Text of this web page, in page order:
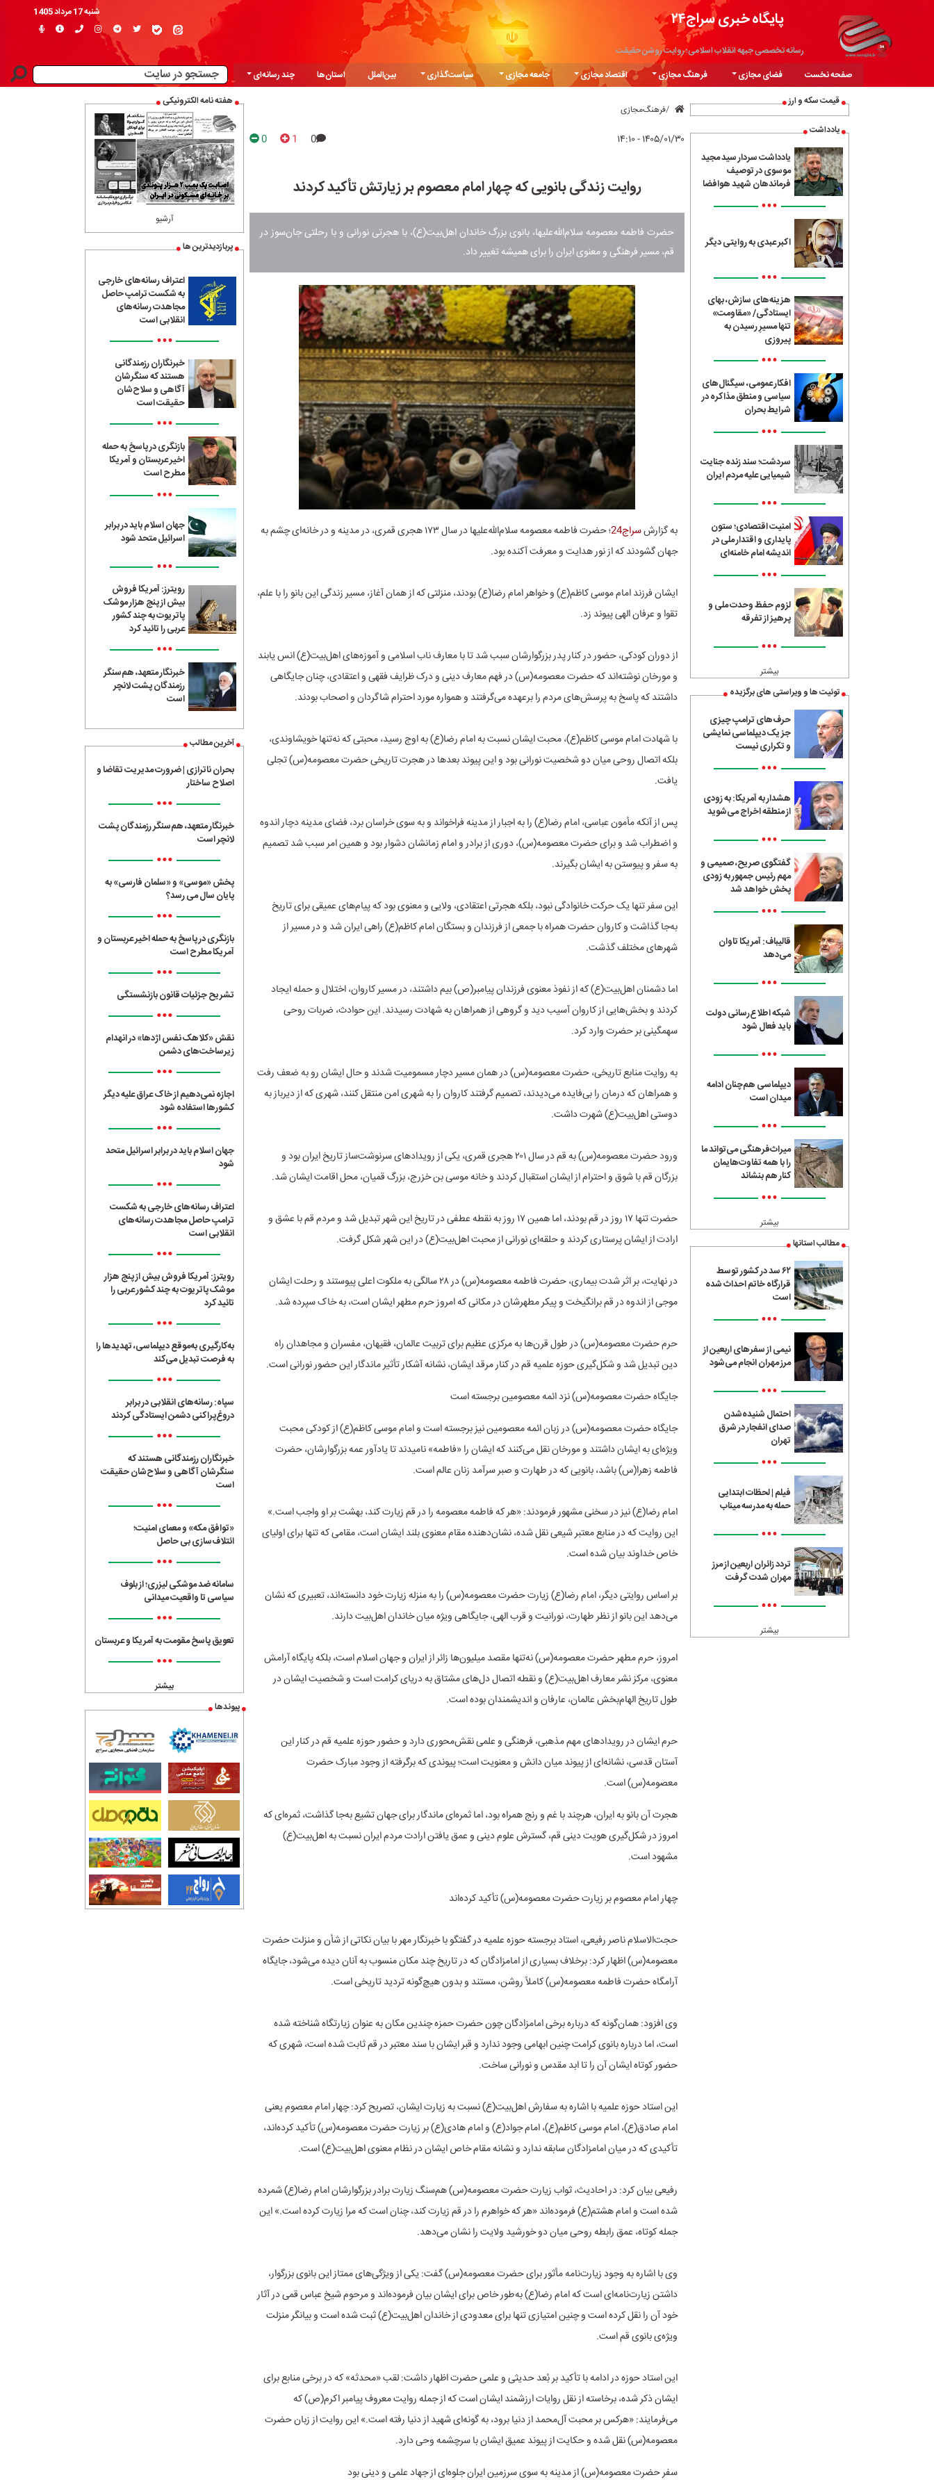
پایگاه خبری سراج۲۴
رسانه تخصصی جبهه انقلاب اسلامی؛ روایت روشن حقیقت
شنبه 17 مرداد 1405
صفحه نخست فضای مجازی فرهنگ مجازی اقتصاد مجازی جامعه مجازی سیاست‌گذاری بین‌الملل استان‌ها
چند رسانه‌ای
قیمت سکه و ارز
یادداشت
یادداشت سردار سید مجید
موسوی در توصیف
فرماندهان شهید هوافضا
•••
اکبر عبدی به روایتی دیگر
•••
هزینه‌های سازش، بهای
ایستادگی/ «مقاومت»
تنها مسیرِ رسیدن به
پیروزی
•••
افکار عمومی، سیگنال‌های
سیاسی و منطق مذاکره در
شرایط بحران
•••
سردشت؛ سند زنده جنایت
شیمیایی علیه مردم ایران
•••
امنیت اقتصادی؛ ستون
پایداری و اقتدار ملی در
اندیشه امام خامنه‌ای
•••
لزوم حفظ وحدت ملی و
پرهیز از تفرقه
•••
بیشتر
توئیت ها و ویراستی های برگزیده
حرف‌های ترامپ چیزی
جز یک دیپلماسی نمایشی
و تکراری نیست
•••
هشدار به آمریکا: به زودی
از منطقه اخراج می‌شوید
•••
گفتگوی صریح، صمیمی و
مهم رئیس جمهور به زودی
پخش خواهد شد
•••
قالیباف: آمریکا تاوان
می‌دهد
•••
شبکه اطلاع‌رسانی دولت
باید فعال شود
•••
دیپلماسی هم‌چنان ادامه
میدان است
•••
میراث‌فرهنگی می‌تواند ما
را با همه تفاوت‌هایمان
کنار هم بنشاند
•••
بیشتر
مطالب استانها
۶۲ سد در کشور توسط
قرارگاه خاتم احداث شده
است
•••
نیمی از سفرهای اربعین از
مرز مهران انجام می‌شود
•••
احتمال شنیده‌شدن
صدای انفجار در شرق
تهران
•••
فیلم | لحظات ابتدایی
حمله به مدرسه میناب
•••
تردد زائران اربعین از مرز
مهران شدت گرفت
•••
بیشتر
فرهنگ‌مجازی
۱۴۰۵/۰۱/۳۰ - ۱۴:۱۰ 0
1
0
روایت زندگی بانویی که چهار امام معصوم بر زیارتش تأکید کردند
حضرت فاطمه معصومه سلام‌الله‌علیها، بانوی بزرگ خاندان اهل‌بیت(ع)، با هجرتی نورانی و با رحلتی جان‌سوز در
قم، مسیر فرهنگی و معنوی ایران را برای همیشه تغییر داد.
به گزارشسراج24
؛ حضرت فاطمه معصومه سلام‌الله‌علیها در سال ۱۷۳ هجری قمری، در مدینه و در خانه‌ای چشم به
جهان گشودند که از نور هدایت و معرفت آکنده بود.
ایشان فرزند امام موسی کاظم(ع) و خواهر امام رضا(ع) بودند، منزلتی که از همان آغاز، مسیر زندگی این بانو را با علم،
تقوا و عرفان الهی پیوند زد.
از دوران کودکی، حضور در کنار پدر بزرگوارشان سبب شد تا با معارف ناب اسلامی و آموزه‌های اهل‌بیت(ع) انس یابند
و مورخان نوشته‌اند که حضرت معصومه(س) در فهم معارف دینی و درک ظرایف فقهی و اعتقادی، چنان جایگاهی
داشتند که پاسخ به پرسش‌های مردم را برعهده می‌گرفتند و همواره مورد احترام شاگردان و اصحاب بودند.
با شهادت امام موسی کاظم(ع)، محبت ایشان نسبت به امام رضا(ع) به اوج رسید، محبتی که نه‌تنها خویشاوندی،
بلکه اتصال روحی میان دو شخصیت نورانی بود و این پیوند بعدها در هجرت تاریخی حضرت معصومه(س) تجلی
یافت.
پس از آنکه مأمون عباسی، امام رضا(ع) را به اجبار از مدینه فراخواند و به سوی خراسان برد، فضای مدینه دچار اندوه
و اضطراب شد و برای حضرت معصومه(س)، دوری از برادر و امام زمانشان دشوار بود و همین امر سبب شد تصمیم
به سفر و پیوستن به ایشان بگیرند.
این سفر تنها یک حرکت خانوادگی نبود، بلکه هجرتی اعتقادی، ولایی و معنوی بود که پیام‌های عمیقی برای تاریخ
به‌جا گذاشت و کاروان حضرت همراه با جمعی از فرزندان و بستگان امام کاظم(ع) راهی ایران شد و در مسیر از
شهرهای مختلف گذشت.
اما دشمنان اهل‌بیت(ع) که از نفوذ معنوی فرزندان پیامبر(ص) بیم داشتند، در مسیر کاروان، اختلال و حمله ایجاد
کردند و بخش‌هایی از کاروان آسیب دید و گروهی از همراهان به شهادت رسیدند. این حوادث، ضربات روحی
سهمگینی بر حضرت وارد کرد.
به روایت منابع تاریخی، حضرت معصومه(س) در همان مسیر دچار مسمومیت شدند و حال ایشان رو به ضعف رفت
و همراهان که درمان را بی‌فایده می‌دیدند، تصمیم گرفتند کاروان را به شهری امن منتقل کنند، شهری که از دیرباز به
دوستی اهل‌بیت(ع) شهرت داشت.
ورود حضرت معصومه(س) به قم در سال ۲۰۱ هجری قمری، یکی از رویدادهای سرنوشت‌ساز تاریخ ایران بود و
بزرگان قم با شوق و احترام از ایشان استقبال کردند و خانه موسی بن خزرج، بزرگ قمیان، محل اقامت ایشان شد.
حضرت تنها ۱۷ روز در قم بودند، اما همین ۱۷ روز به نقطه عطفی در تاریخ این شهر تبدیل شد و مردم قم با عشق و
ارادت از ایشان پرستاری کردند و حلقه‌ای نورانی از محبت اهل‌بیت(ع) در این شهر شکل گرفت.
در نهایت، بر اثر شدت بیماری، حضرت فاطمه معصومه(س) در ۲۸ سالگی به ملکوت اعلی پیوستند و رحلت ایشان
موجی از اندوه در قم برانگیخت و پیکر مطهرشان در مکانی که امروز حرم مطهر ایشان است، به خاک سپرده شد.
حرم حضرت معصومه(س) در طول قرن‌ها به مرکزی عظیم برای تربیت عالمان، فقیهان، مفسران و مجاهدان راه
دین تبدیل شد و شکل‌گیری حوزه علمیه قم در کنار مرقد ایشان، نشانه آشکار تأثیر ماندگار این حضور نورانی است.
جایگاه حضرت معصومه(س) نزد ائمه معصومین برجسته است
جایگاه حضرت معصومه(س) در زبان ائمه معصومین نیز برجسته است و امام موسی کاظم(ع) از کودکی محبت
ویژه‌ای به ایشان داشتند و مورخان نقل می‌کنند که ایشان را «فاطمه» نامیدند تا یادآور عمه بزرگوارشان، حضرت
فاطمه زهرا(س) باشد، بانویی که در طهارت و صبر سرآمد زنان عالم است.
امام رضا(ع) نیز در سخنی مشهور فرمودند: «هر که فاطمه معصومه را در قم زیارت کند، بهشت بر او واجب است.»
این روایت که در منابع معتبر شیعی نقل شده، نشان‌دهنده مقام معنوی بلند ایشان است، مقامی که تنها برای اولیای
خاص خداوند بیان شده است.
بر اساس روایتی دیگر، امام رضا(ع) زیارت حضرت معصومه(س) را به منزله زیارت خود دانسته‌اند، تعبیری که نشان
می‌دهد این بانو از نظر طهارت، نورانیت و قرب الهی، جایگاهی ویژه میان خاندان اهل‌بیت دارند.
امروز، حرم مطهر حضرت معصومه(س) نه‌تنها مقصد میلیون‌ها زائر از ایران و جهان اسلام است، بلکه پایگاه آرامش
معنوی، مرکز نشر معارف اهل‌بیت(ع) و نقطه اتصال دل‌های مشتاق به دریای کرامت است و شخصیت ایشان در
طول تاریخ الهام‌بخش عالمان، عارفان و اندیشمندان بوده است.
حرم ایشان در رویدادهای مهم مذهبی، فرهنگی و علمی نقش‌محوری دارد و حضور حوزه علمیه قم در کنار این
آستان قدسی، نشانه‌ای از پیوند میان دانش و معنویت است؛ پیوندی که برگرفته از وجود مبارک حضرت
معصومه(س) است.
هجرت آن بانو به ایران، هرچند با غم و رنج همراه بود، اما ثمره‌ای ماندگار برای جهان تشیع به‌جا گذاشت، ثمره‌ای که
امروز در شکل‌گیری هویت دینی قم، گسترش علوم دینی و عمق یافتن ارادت مردم ایران نسبت به اهل‌بیت(ع)
مشهود است.
چهار امام معصوم بر زیارت حضرت معصومه(س) تأکید کرده‌اند
حجت‌الاسلام ناصر رفیعی، استاد برجسته حوزه علمیه در گفتگو با خبرنگار مهر با بیان نکاتی از شأن و منزلت حضرت
معصومه(س) اظهار کرد: برخلاف بسیاری از امامزادگان که در تاریخ چند مکان منسوب به آنان دیده می‌شود، جایگاه
آرامگاه حضرت فاطمه معصومه(س) کاملاً روشن، مستند و بدون هیچ‌گونه تردید تاریخی است.
وی افزود: همان‌گونه که درباره برخی امامزادگان چون حضرت حمزه چندین مکان به عنوان زیارتگاه شناخته شده
است، اما درباره بانوی کرامت چنین ابهامی وجود ندارد و قبر ایشان با سند معتبر در قم ثابت شده است، شهری که
حضور کوتاه ایشان آن را تا ابد مقدس و نورانی ساخت.
این استاد حوزه علمیه با اشاره به سفارش اهل‌بیت(ع) نسبت به زیارت ایشان، تصریح کرد: چهار امام معصوم یعنی
امام صادق(ع)، امام موسی کاظم(ع)، امام جواد(ع) و امام هادی(ع) بر زیارت حضرت معصومه(س) تأکید کرده‌اند،
تأکیدی که در میان امامزادگان سابقه ندارد و نشانه مقام خاص ایشان در نظام معنوی اهل‌بیت(ع) است.
رفیعی بیان کرد: در احادیث، ثواب زیارت حضرت معصومه(س) هم‌سنگ زیارت برادر بزرگوارشان امام رضا(ع) شمرده
شده است و امام هشتم(ع) فرموده‌اند «هر که خواهرم را در قم زیارت کند، چنان است که مرا زیارت کرده است.» این
جمله کوتاه، عمق رابطه روحی میان دو خورشید ولایت را نشان می‌دهد.
وی با اشاره به وجود زیارت‌نامه مأثور برای حضرت معصومه(س) گفت: یکی از ویژگی‌های ممتاز این بانوی بزرگوار،
داشتن زیارت‌نامه‌ای است که امام رضا(ع) به‌طور خاص برای ایشان بیان فرموده‌اند و مرحوم شیخ عباس قمی در آثار
خود آن را نقل کرده است و چنین امتیازی تنها برای معدودی از خاندان اهل‌بیت(ع) ثبت شده است و بیانگر منزلت
ویژه‌ی بانوی قم است.
این استاد حوزه در ادامه با تأکید بر بُعد حدیثی و علمی حضرت اظهار داشت: لقب «محدثه» که در برخی منابع برای
ایشان ذکر شده، برخاسته از نقل روایات ارزشمند ایشان است که از جمله روایت معروف پیامبر اکرم(ص) که
می‌فرمایند: «هرکس بر محبت آل‌محمد از دنیا برود، به گونه‌ای شهید از دنیا رفته است.» این روایت از زبان حضرت
معصومه(س) نقل شده و حکایت از پیوند عمیق ایشان با سرچشمه وحی دارد.
سفر حضرت معصومه(س) از مدینه به سوی سرزمین ایران جلوه‌ای از جهاد علمی و دینی بود
هفته نامه الکترونیکی
آرشیو
پربازدیدترین ها
اعتراف رسانه‌های خارجی
به شکست ترامپ حاصل
مجاهدت رسانه‌های
انقلابی است
•••
خبرنگاران رزمندگانی
هستند که سنگرشان
آگاهی و سلاح‌شان
حقیقت است
•••
بازنگری در پاسخ به حمله
اخیر عربستان و آمریکا
مطرح است
•••
جهان اسلام باید در برابر
اسرائیل متحد شود
•••
رویترز: آمریکا فروش
بیش از پنج هزار موشک
پاتریوت به چند کشور
عربی را تائید کرد
•••
خبرنگار متعهد، هم‌سنگر
رزمندگان پشت لانچر
است
آخرین مطالب
بحران ناترازی | ضرورت مدیریت تقاضا و
اصلاح ساختار
•••
خبرنگار متعهد، هم‌سنگر رزمندگان پشت
لانچر است
•••
پخش «موسی» و «سلمان فارسی» به
پایان سال می رسد؟
•••
بازنگری در پاسخ به حمله اخیر عربستان و
آمریکا مطرح است
•••
تشریح جزئیات قانون بازنشستگی
•••
نقش «کلاهک نفس اژدها» در انهدام
زیرساخت‌های دشمن
•••
اجازه نمی‌دهیم از خاک عراق علیه دیگر
کشورها استفاده شود
•••
جهان اسلام باید در برابر اسرائیل متحد
شود
•••
اعتراف رسانه‌های خارجی به شکست
ترامپ حاصل مجاهدت رسانه‌های
انقلابی است
•••
رویترز: آمریکا فروش بیش از پنج هزار
موشک پاتریوت به چند کشور عربی را
تائید کرد
•••
به‌کارگیری به‌موقع دیپلماسی، تهدیدها را
به فرصت تبدیل می‌کند
•••
سپاه: رسانه‌های انقلابی در برابر
دروغ‌پراکنی دشمن ایستادگی کردند
•••
خبرنگاران رزمندگانی هستند که
سنگرشان آگاهی و سلاح‌شان حقیقت
است
•••
«توافق مکه» و معمای امنیت؛
ائتلاف‌سازی بی حاصل
•••
سامانه ضد موشکی لیزری؛ از بلوف
سیاسی تا واقعیت میدانی
•••
تعویق پاسخ مقومت به آمریکا و عربستان
•••
بیشتر
پیوندها